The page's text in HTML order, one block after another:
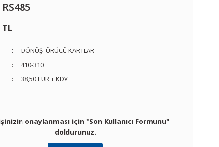
TL
DÖNÜŞTÜRÜCÜ KARTLAR
410-310
38,50 EUR + KDV
onaylanması için "Son Kullanıcı Formunu"
doldurunuz.